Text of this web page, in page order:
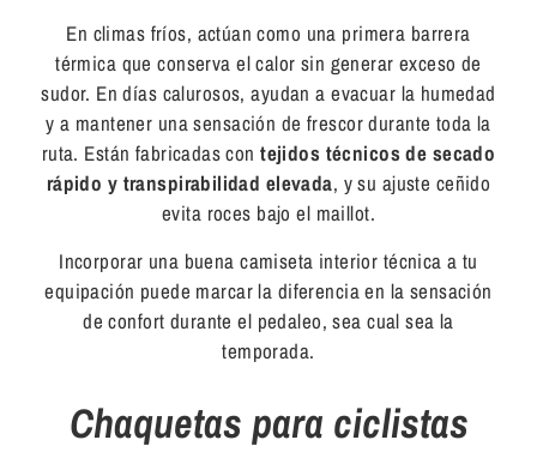
En climas fríos, actúan como una primera barrera
térmica que conserva el calor sin generar exceso de
sudor. En días calurosos, ayudan a evacuar la humedad
y a mantener una sensación de frescor durante toda la
ruta. Están fabricadas contejidos técnicos de secado
rápido y transpirabilidad elevada, y su ajuste ceñido
evita roces bajo el maillot.
Incorporar una buena camiseta interior técnica a tu
equipación puede marcar la diferencia en la sensación
de confort durante el pedaleo, sea cual sea la
temporada.
Chaquetas para ciclistas